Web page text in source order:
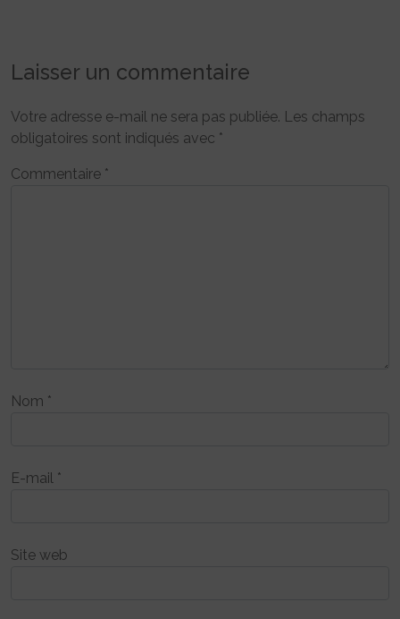
Laisser un commentaire
Votre adresse e-mail ne sera pas publiée. Les champs
obligatoires sont indiqués avec *
Commentaire *
Nom *
E-mail *
Site web